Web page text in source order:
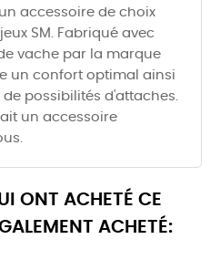
accessoire de choix
SM. Fabriqué avec
vache par la marque
un confort optimal ainsi
possibilités d'attaches.
un accessoire
ONT ACHETÉ CE
ACHETÉ: